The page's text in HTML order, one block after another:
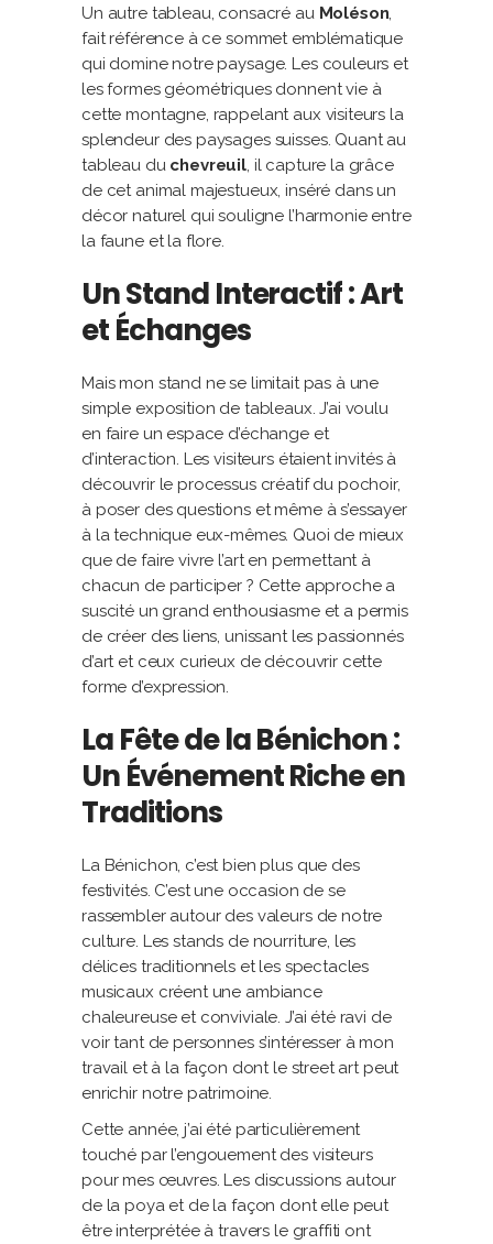
Un autre tableau, consacré au Moléson,
fait référence à ce sommet emblématique
qui domine notre paysage. Les couleurs et
les formes géométriques donnent vie à
cette montagne, rappelant aux visiteurs la
splendeur des paysages suisses. Quant au
tableau du chevreuil, il capture la grâce
de cet animal majestueux, inséré dans un
décor naturel qui souligne l’harmonie entre
la faune et la flore.
Un Stand Interactif : Art
et Échanges
Mais mon stand ne se limitait pas à une
simple exposition de tableaux. J’ai voulu
en faire un espace d’échange et
d’interaction. Les visiteurs étaient invités à
découvrir le processus créatif du pochoir,
à poser des questions et même à s’essayer
à la technique eux-mêmes. Quoi de mieux
que de faire vivre l’art en permettant à
chacun de participer ? Cette approche a
suscité un grand enthousiasme et a permis
de créer des liens, unissant les passionnés
d’art et ceux curieux de découvrir cette
forme d’expression.
La Fête de la Bénichon :
Un Événement Riche en
Traditions
La Bénichon, c’est bien plus que des
festivités. C’est une occasion de se
rassembler autour des valeurs de notre
culture. Les stands de nourriture, les
délices traditionnels et les spectacles
musicaux créent une ambiance
chaleureuse et conviviale. J’ai été ravi de
voir tant de personnes s’intéresser à mon
travail et à la façon dont le street art peut
enrichir notre patrimoine.
Cette année, j’ai été particulièrement
touché par l’engouement des visiteurs
pour mes œuvres. Les discussions autour
de la poya et de la façon dont elle peut
être interprétée à travers le graffiti ont